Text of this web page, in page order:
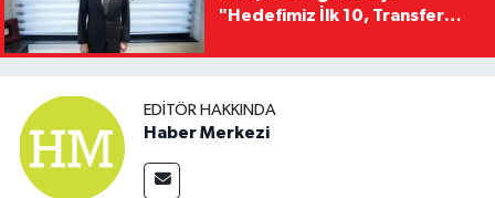
"Hedefimiz İlk 10, Transfer
Kaldıracağız"
EDITÖR HAKKINDA
Haber Merkezi